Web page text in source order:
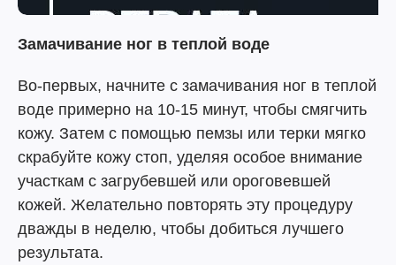
Замачивание ног в теплой воде
Во-первых, начните с замачивания ног в теплой
воде примерно на 10-15 минут, чтобы смягчить
кожу. Затем с помощью пемзы или терки мягко
скрабуйте кожу стоп, уделяя особое внимание
участкам с загрубевшей или ороговевшей
кожей. Желательно повторять эту процедуру
дважды в неделю, чтобы добиться лучшего
результата.